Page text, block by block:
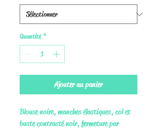
Quantité *
Ajouter au panier
Blouse noire, manches élastiques, col et
buste contrasté noir, fermeture par